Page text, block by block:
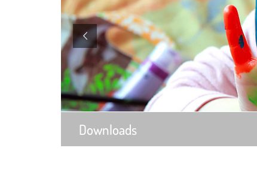
Downloads